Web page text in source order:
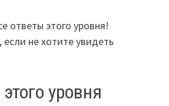
ответы этого уровня!
не хотите увидеть
уровня